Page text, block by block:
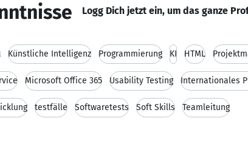
Logg Dich jetzt ein, um das ganze
Künstliche Intelligenz Programmierung KI HTML
Microsoft Office 365 Usability Testing Internationales
testfälle Softwaretests Soft Skills Teamleitung